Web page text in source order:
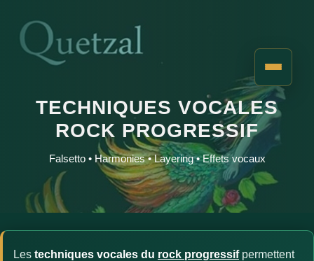
TECHNIQUES VOCALES
ROCK PROGRESSIF
Falsetto • Harmonies • Layering • Effets vocaux
Les techniques vocales du rock progressifpermettent